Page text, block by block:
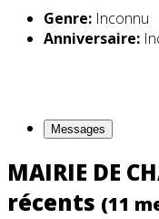
Genre: Inconnu
Anniversaire:
Messages
MAIRIE DE
récents (11